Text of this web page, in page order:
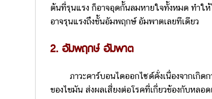
ต้นที่รุนแรง ก็อาจอุดกั้นลมหายใจทั้งหมด ทำให้
อาจรุนแรงถึงขั้นอัมพฤกษ์ อัมพาตเลยทีเดียว
2. อัมพฤกษ์ อัมพาต
ภาวะคาร์บอนไดออกไซด์คั่งเนื่องจากเกิด
ของไขมัน ส่งผลเสี่ยงต่อโรคที่เกี่ยวข้องกับหล